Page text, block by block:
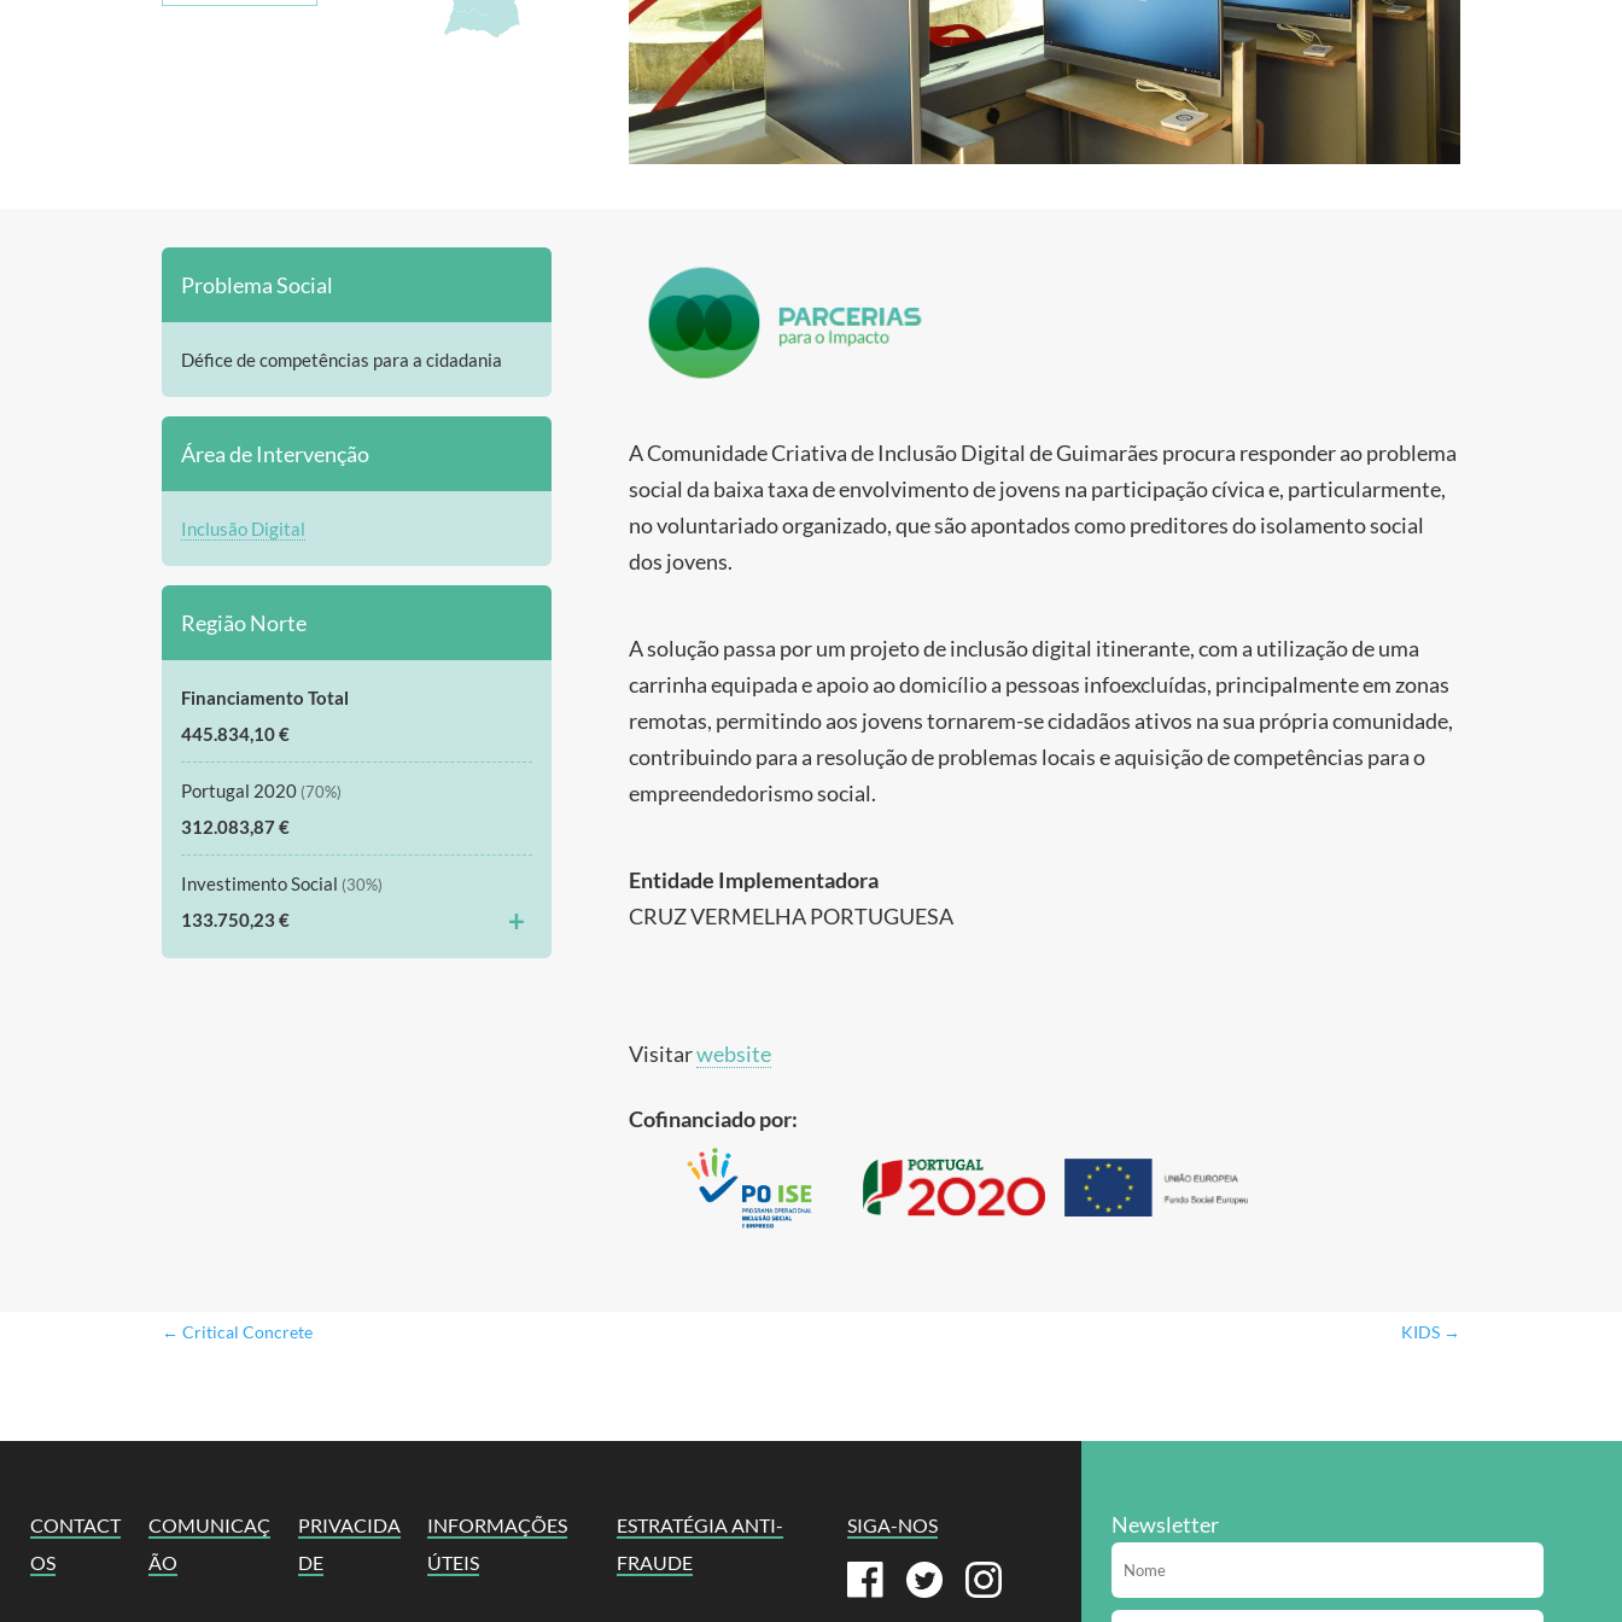
Problema Social
Défice de competências para a cidadania
Área de Intervenção
Inclusão Digital
Região Norte
Financiamento Total
445.834,10 €
Portugal 2020 (70%)
312.083,87 €
Investimento Social (30%)
133.750,23 € +
A Comunidade Criativa de Inclusão Digital de Guimarães procura responder ao problema
social da baixa taxa de envolvimento de jovens na participação cívica e, particularmente,
no voluntariado organizado, que são apontados como preditores do isolamento social
dos jovens.
A solução passa por um projeto de inclusão digital itinerante, com a utilização de uma
carrinha equipada e apoio ao domicílio a pessoas infoexcluídas, principalmente em zonas
remotas, permitindo aos jovens tornarem-se cidadãos ativos na sua própria comunidade,
contribuindo para a resolução de problemas locais e aquisição de competências para o
empreendedorismo social.
Entidade Implementadora
CRUZ VERMELHA PORTUGUESA
Visitarwebsite
Cofinanciado por:
← Critical Concrete KIDS →
CONTACT
OS
COMUNICAÇ
ÃO
PRIVACIDA
DE
INFORMAÇÕES
ÚTEIS
ESTRATÉGIA ANTI-
FRAUDE
SIGA-NOS Newsletter